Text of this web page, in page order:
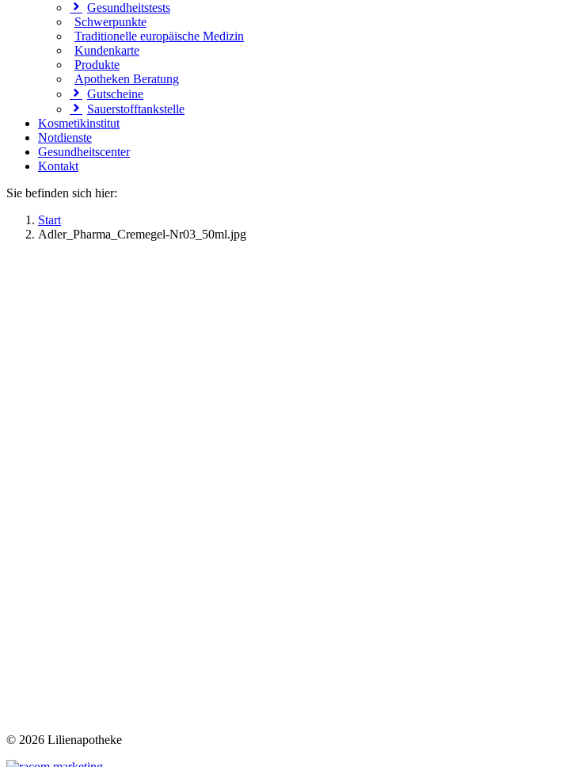
Gesundheitstests
Schwerpunkte
Traditionelle europäische Medizin
Kundenkarte
Produkte
Apotheken Beratung
Gutscheine
Sauerstofftankstelle
Kosmetikinstitut
Notdienste
Gesundheitscenter
Kontakt
Sie befinden sich hier:
Start
Adler_Pharma_Cremegel-Nr03_50ml.jpg
© 2026 Lilienapotheke